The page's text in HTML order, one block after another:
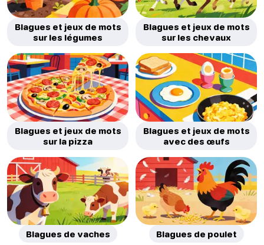
Blagues et jeux de mots
sur les légumes
Blagues et jeux de mots
sur les chevaux
Blagues et jeux de mots
sur la pizza
Blagues et jeux de mots
avec des œufs
Blagues de vaches Blagues de poulet